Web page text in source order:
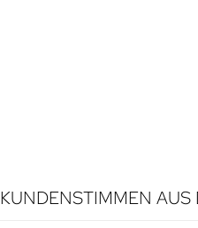
KUNDENSTIMMEN AUS